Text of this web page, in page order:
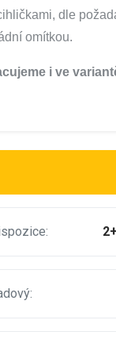
dle
omítkou.
i ve